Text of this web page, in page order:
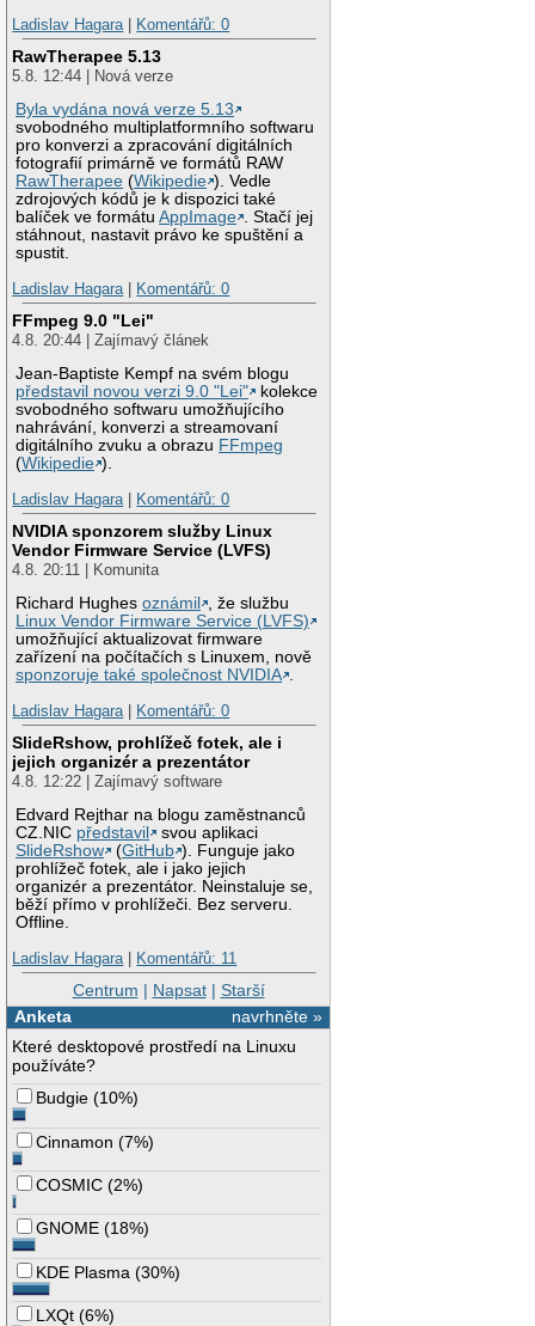
Ladislav Hagara| Komentářů: 0
RawTherapee 5.13
5.8. 12:44 | Nová verze
Byla vydána nová verze 5.13
svobodného multiplatformního softwaru
pro konverzi a zpracování digitálních
fotografií primárně ve formátů RAW
RawTherapee (Wikipedie ). Vedle
zdrojových kódů je k dispozici také
balíček ve formátuAppImage . Stačí jej
stáhnout, nastavit právo ke spuštění a
spustit.
Ladislav Hagara| Komentářů: 0
FFmpeg 9.0 "Lei"
4.8. 20:44 | Zajímavý článek
Jean-Baptiste Kempf na svém blogu
představil novou verzi 9.0 "Lei"
kolekce
svobodného softwaru umožňujícího
nahrávání, konverzi a streamovaní
digitálního zvuku a obrazu FFmpeg
(Wikipedie ).
Ladislav Hagara| Komentářů: 0
NVIDIA sponzorem služby Linux
Vendor Firmware Service (LVFS)
4.8. 20:11 | Komunita
Richard Hughesoznámil
, že službu
Linux Vendor Firmware Service (LVFS)
umožňující aktualizovat firmware
zařízení na počítačích s Linuxem, nově
sponzoruje také společnost NVIDIA .
Ladislav Hagara| Komentářů: 0
SlideRshow, prohlížeč fotek, ale i
jejich organizér a prezentátor
4.8. 12:22 | Zajímavý software
Edvard Rejthar na blogu zaměstnanců
CZ.NIC představil
svou aplikaci
SlideRshow
(GitHub ). Funguje jako
prohlížeč fotek, ale i jako jejich
organizér a prezentátor. Neinstaluje se,
běží přímo v prohlížeči. Bez serveru.
Offline.
Ladislav Hagara| Komentářů: 11
Centrum | Napsat| Starší
navrhněte »
Anketa
Které desktopové prostředí na Linuxu
používáte?
Budgie (10%)
Cinnamon (7%)
COSMIC (2%)
GNOME (18%)
KDE Plasma (30%)
LXQt (6%)